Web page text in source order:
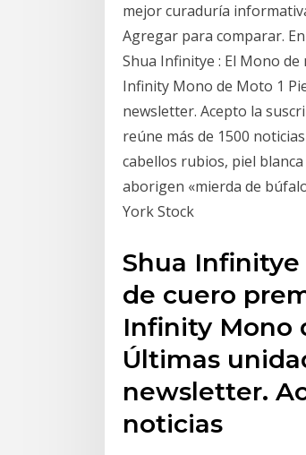
mejor curaduría
Agregar para comparar. En
Shua Infinitye : El Mono
Infinity Mono de Moto 1
newsletter. Acepto la
reúne más de 1500
cabellos rubios, piel
aborigen «mierda de
York Stock
Shua
de cuero
Infinity Mono
Últimas
newsletter.
noticias